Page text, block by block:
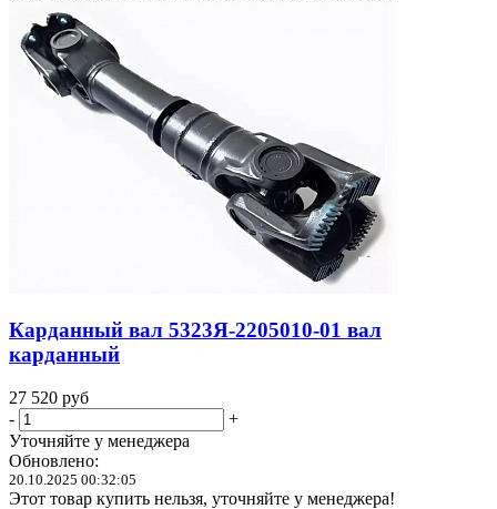
Карданный вал 5323Я-2205010-01 вал
карданный
27 520 руб
-
+
Уточняйте у менеджера
Обновлено:
20.10.2025 00:32:05
Этот товар купить нельзя, уточняйте у менеджера!